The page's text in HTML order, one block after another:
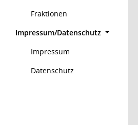
Fraktionen
Impressum/Datenschutz
Impressum
Datenschutz